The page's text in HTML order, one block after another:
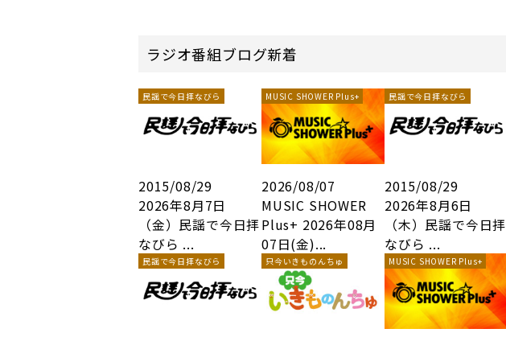
ラジオ番組ブログ新着
民謡で今日拝なびら
2015/08/29
2026年8月7日
（金）民謡で今日拝
なびら ...
MUSIC SHOWER Plus+
2026/08/07
MUSIC SHOWER
Plus+ 2026年08月
07日(金)...
民謡で今日拝なびら
2015/08/29
2026年8月6日
（木）民謡で今日拝
なびら ...
民謡で今日拝なびら 只今いきものんちゅ MUSIC SHOWER Plus+